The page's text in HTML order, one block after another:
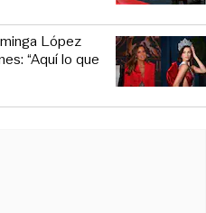
López
“Aquí lo que